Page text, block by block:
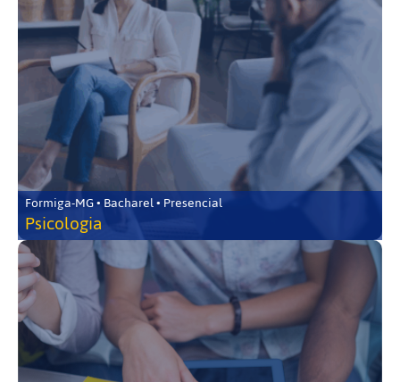
Formiga-MG • Bacharel • Presencial
Psicologia